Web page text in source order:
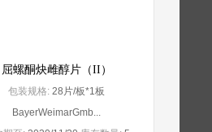
公司
北京市燕京药业有限公司委托北京市永康药业有限公司生产
屈螺酮炔雌醇片（II）
包装规格: 28片/板*1板
BayerWeimarGmb...